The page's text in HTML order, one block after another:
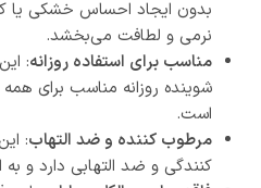
بدون ایجاد احساس خشکی یا
نرمی و لطافت می‌بخشد.
مناسب برای استفاده روزانه:
شوینده روزانه مناسب برای
است.
مرطوب کننده و ضد التهاب:
کنندگی و ضد التهابی دارد و